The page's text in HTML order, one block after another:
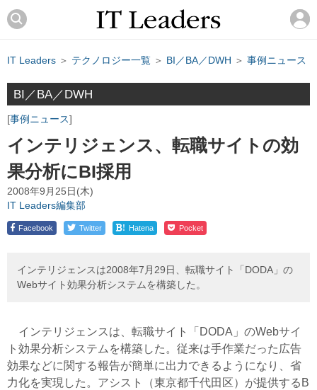
IT Leaders ＞ テクノロジー一覧 ＞ BI／BA／DWH ＞ 事例ニュース
BI／BA／DWH
事例ニュース
インテリジェンス、転職サイトの効
果分析にBI採用
2008年9月25日(木)
IT Leaders編集部
Facebook Twitter ! Hatena Pocket
インテリジェンスは2008年7月29日、転職サイト「DODA」の
Webサイト効果分析システムを構築した。
インテリジェンスは、転職サイト「DODA」のWebサイ
ト効果分析システムを構築した。従来は手作業だった広告
効果などに関する報告が簡単に出力できるようになり、省
力化を実現した。アシスト（東京都千代田区）が提供するB